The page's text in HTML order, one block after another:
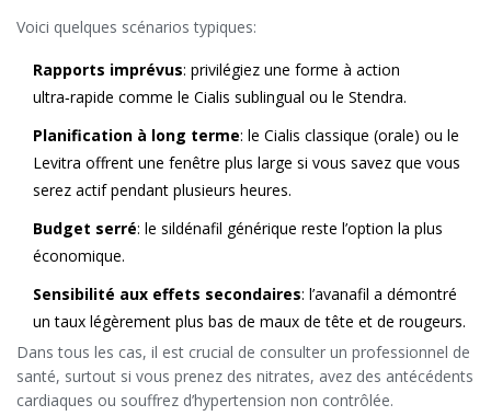
Voici quelques scénarios typiques:
Rapports imprévus: privilégiez une forme à action
ultra‑rapide comme le Cialis sublingual ou le Stendra.
Planification à long terme: le Cialis classique (orale) ou le
Levitra offrent une fenêtre plus large si vous savez que vous
serez actif pendant plusieurs heures.
Budget serré: le sildénafil générique reste l’option la plus
économique.
Sensibilité aux effets secondaires: l’avanafil a démontré
un taux légèrement plus bas de maux de tête et de rougeurs.
Dans tous les cas, il est crucial de consulter un professionnel de
santé, surtout si vous prenez des nitrates, avez des antécédents
cardiaques ou souffrez d’hypertension non contrôlée.